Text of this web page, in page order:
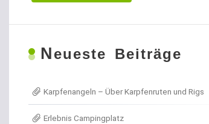
Angel- / Jagd- & Outdoormesser
Neueste Beiträge
Karpfenangeln – Über Karpfenruten und Rigs
Erlebnis Campingplatz